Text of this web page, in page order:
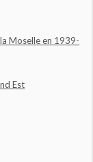
Moselle en 1939-
Est